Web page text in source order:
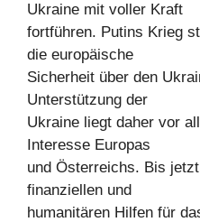
Ukraine mit voller Kraft
fortführen. Putins Krieg
die europäische
Sicherheit über den
Unterstützung der
Ukraine liegt daher vor
Interesse Europas
und Österreichs. Bis
finanziellen und
humanitären Hilfen für